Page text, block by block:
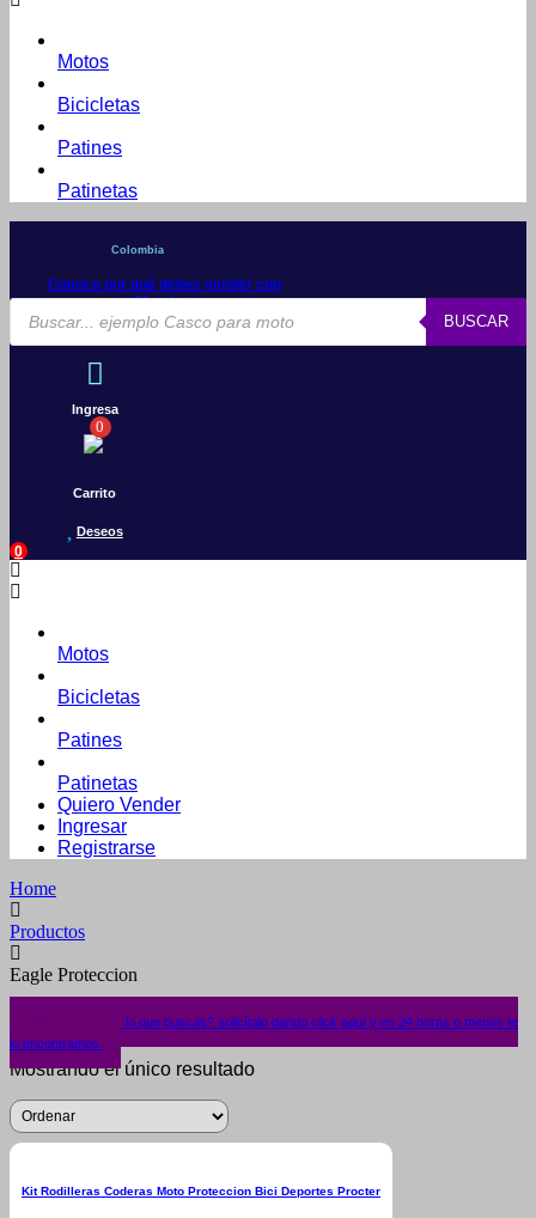
Motos
Bicicletas
Patines
Patinetas
Colombia
Conoce por qué debes vender con
Mercleta
Búsqueda
productos
BUSCAR
Ingresa
0
Carrito
Deseos
0
Motos
Bicicletas
Patines
Patinetas
Quiero Vender
Ingresar
Registrarse
Home
Productos
Eagle Proteccion
¿No encuentras lo que buscas? solicítalo dando click aquí y en 24 horas o menos te
lo encontramos.
Mostrando el único resultado
Kit Rodilleras Coderas Moto Proteccion Bici Deportes Procter